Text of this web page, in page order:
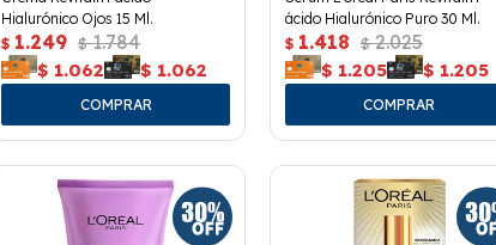
Hialurónico Ojos 15 Ml.
$ 1.249 $ 1.784
$ 1.062 $ 1.062
ácido Hialurónico Puro 30 Ml.
$ 1.418 $ 2.025
$ 1.205 $ 1.205